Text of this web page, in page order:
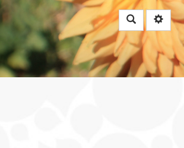
Rechercher